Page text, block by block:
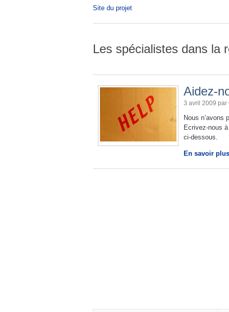
Site du projet
Les spécialistes dans la
Aidez-
3 avril 2009 par
Nous n’avons
Ecrivez-nous
ci-dessous.
En savoir